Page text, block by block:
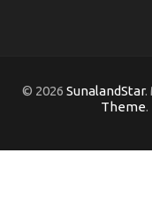
© 2026 SunalandStar.
Theme